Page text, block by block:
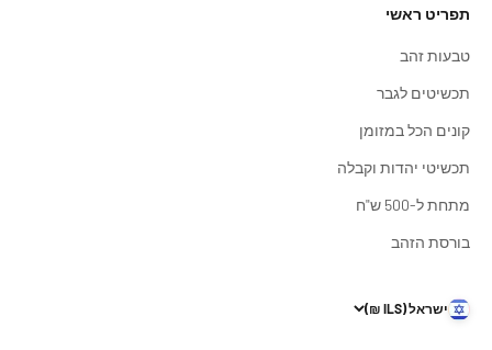
תפריט ראשי
טבעות זהב
תכשיטים לגבר
קונים הכל במזומן
תכשיטי יהדות וקבלה
מתחת ל-500 ש"ח
בורסת הזהב
ישראל (ILS ₪)